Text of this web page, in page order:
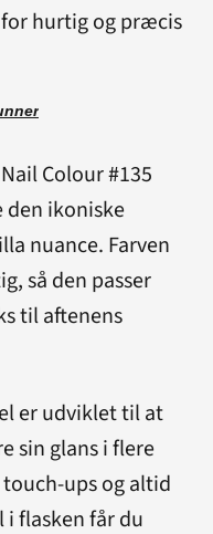
hurtig og præcis
Colour #135
den ikoniske
nuance. Farven
så den passer
til aftenens
er udviklet til at
sin glans i flere
ups og altid
i flasken får du